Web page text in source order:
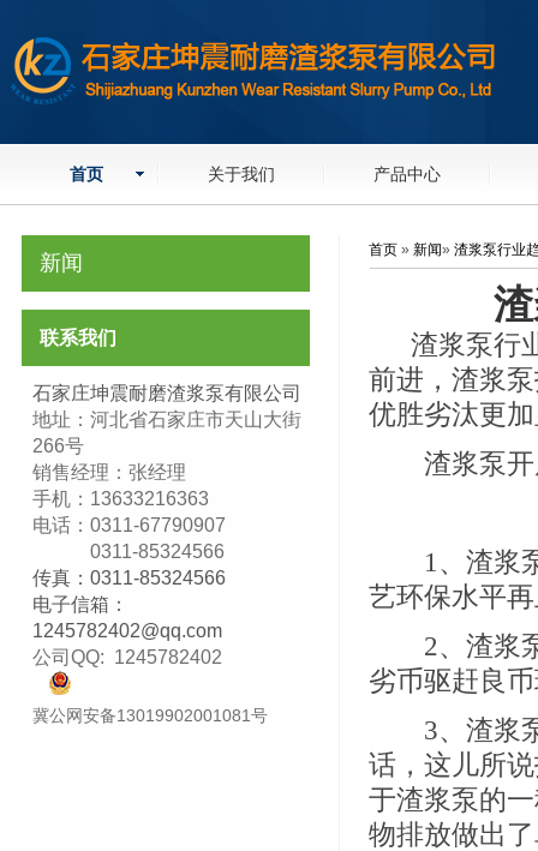
首页 关于我们 产品中心
新闻
联系我们
石家庄坤震耐磨渣浆泵有限公司
地址：河北省石家庄市天山大街
266号
销售经理：张经理
手机：13633216363
电话：0311-67790907
0311-85324566
传真：0311-85324566
电子信箱：
1245782402@qq.com
公司QQ: 1245782402
冀公网安备13019902001081号
首页 »新闻»渣浆泵行业
渣浆泵行业
前进，渣浆
优胜劣汰更
渣浆泵开
1、渣浆泵
艺环保水平
2、渣浆泵
劣币驱赶良
3、渣浆泵
话，这儿所
于渣浆泵的
物排放做出